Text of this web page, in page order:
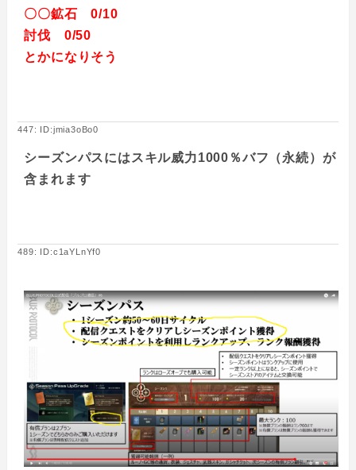
〇〇鉱石 0/10
討伐 0/50
とかになりそう
447: ID:jmia3oBo0
シーズンパスにはスキル威力1000％バフ（永続）が
含まれます
489: ID:c1aYLnYf0